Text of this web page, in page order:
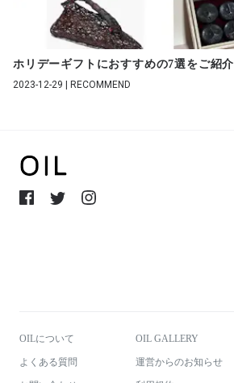
ホリデーギフトにおすすめの7選をご紹介
2023-12-29 | RECOMMEND
OILについて OIL GALLERY
よくある質問 運営からのお知らせ